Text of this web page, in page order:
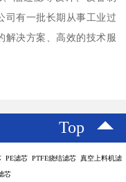
司有一批长期从事工业过
解决方案、高效的技术服
Top
PE滤芯 PTFE烧结滤芯 真空上料机滤
芯